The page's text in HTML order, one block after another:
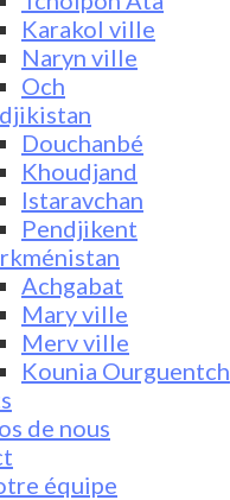
Karakol ville
Naryn ville
Och
Douchanbé
Khoudjand
Istaravchan
Pendjikent
Achgabat
Mary ville
Merv ville
Kounia Ourguentch
de nous
équipe